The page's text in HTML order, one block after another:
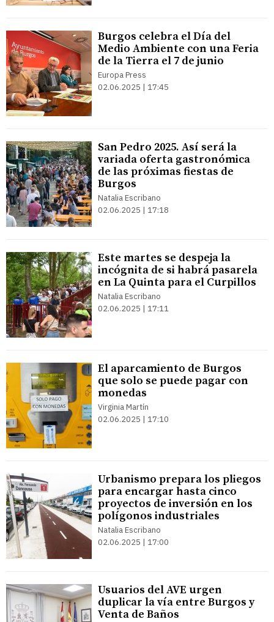
Burgos celebra el Día del
Medio Ambiente con una Feria
de la Tierra el 7 de junio
Europa Press
02.06.2025 | 17:45
San Pedro 2025. Así será la
variada oferta gastronómica
de las próximas fiestas de
Burgos
Natalia Escribano
02.06.2025 | 17:18
Este martes se despeja la
incógnita de si habrá pasarela
en La Quinta para el Curpillos
Natalia Escribano
02.06.2025 | 17:11
El aparcamiento de Burgos
que solo se puede pagar con
monedas
Virginia Martín
02.06.2025 | 17:10
Urbanismo prepara los pliegos
para encargar hasta cinco
proyectos de inversión en los
polígonos industriales
Natalia Escribano
02.06.2025 | 17:00
Usuarios del AVE urgen
duplicar la vía entre Burgos y
Venta de Baños